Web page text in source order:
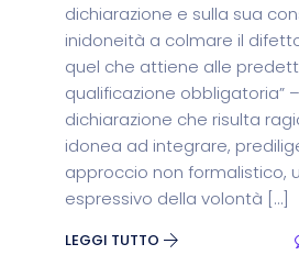
dichiarazione e sulla sua
inidoneità a colmare il
quel che attiene alle
qualificazione obbligatoria”
dichiarazione che risulta
idonea ad integrare,
approccio non formalistico,
espressivo della volontà […]
LEGGI TUTTO